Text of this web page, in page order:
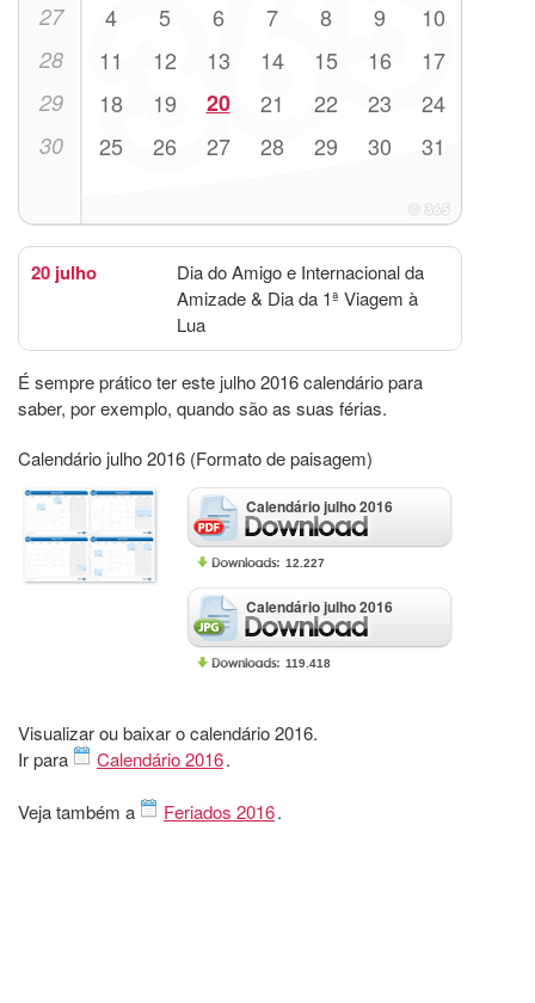
27 4 5 6 7 8 9 10
28 11 12 13 14 15 16 17
29 18 19 20 21 22 23 24
30 25 26 27 28 29 30 31
20 julho
Dia do Amigo e Internacional da
Amizade & Dia da 1ª Viagem à
Lua
É sempre prático ter este julho 2016 calendário para
saber, por exemplo, quando são as suas férias.
Calendário julho 2016 (Formato de paisagem)
Calendário julho 2016
12.227
Calendário julho 2016
119.418
Visualizar ou baixar o calendário 2016.
Ir para
Calendário 2016.
Veja também a Feriados 2016.